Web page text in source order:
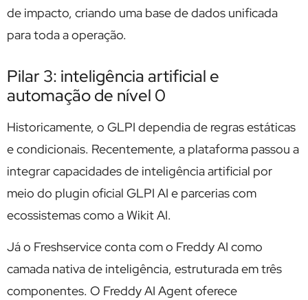
de impacto, criando uma base de dados unificada
para toda a operação.
Pilar 3: inteligência artificial e
automação de nível 0
Historicamente, o GLPI dependia de regras estáticas
e condicionais. Recentemente, a plataforma passou a
integrar capacidades de inteligência artificial por
meio do plugin oficial GLPI AI e parcerias com
ecossistemas como a Wikit AI.
Já o Freshservice conta com o Freddy AI como
camada nativa de inteligência, estruturada em três
componentes. O Freddy AI Agent oferece